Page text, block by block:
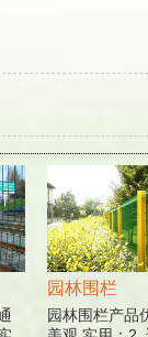
园林围栏
园林围栏产品优